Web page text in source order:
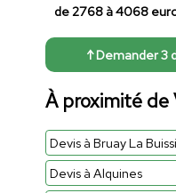
de 2768 à 4068
↑ Demander 3
À proximité
Devis à Bruay La
Devis à Alquines